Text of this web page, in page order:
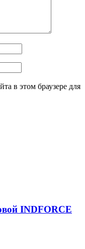
в этом браузере для
INDFORCE